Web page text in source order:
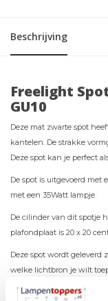
Beschrijving
Freelight
GU10
Deze mat zwarte spot
kantelen. De strakke
Deze spot kan je perfect
De spot is uitgevoerd met
met een 35Watt lampje.
De cilinder van dit spotje
plafondplaat is 20 x 20
Deze spot wordt geleverd
welke lichtbron je wilt
passen in de lamp